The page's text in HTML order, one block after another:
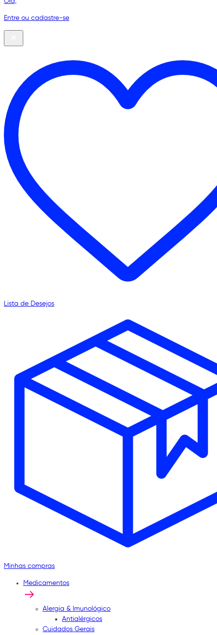
Entre ou cadastre-se
Lista de Desejos
Minhas compras
Medicamentos
Alergia & Imunológico
Antialérgicos
Cuidados Gerais